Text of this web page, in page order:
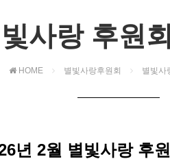
사랑 후원
HOME 별빛사랑후원회 별빛사
년 2월 별빛사랑 후